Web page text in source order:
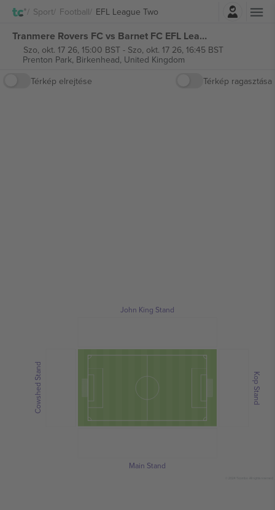
Sport Football EFL League TwoBelépés
Tranmere Rovers FC vs Barnet FC EFL League Two jegyek
Szo, okt. 17 26, 15:00 BST- Szo, okt. 17 26, 16:45 BST
Prenton Park, Birkenhead, United Kingdom
Térkép elrejtése
Térkép ragasztása
John King Stand
Kop Stand
Main Stand
Cowshed Stand